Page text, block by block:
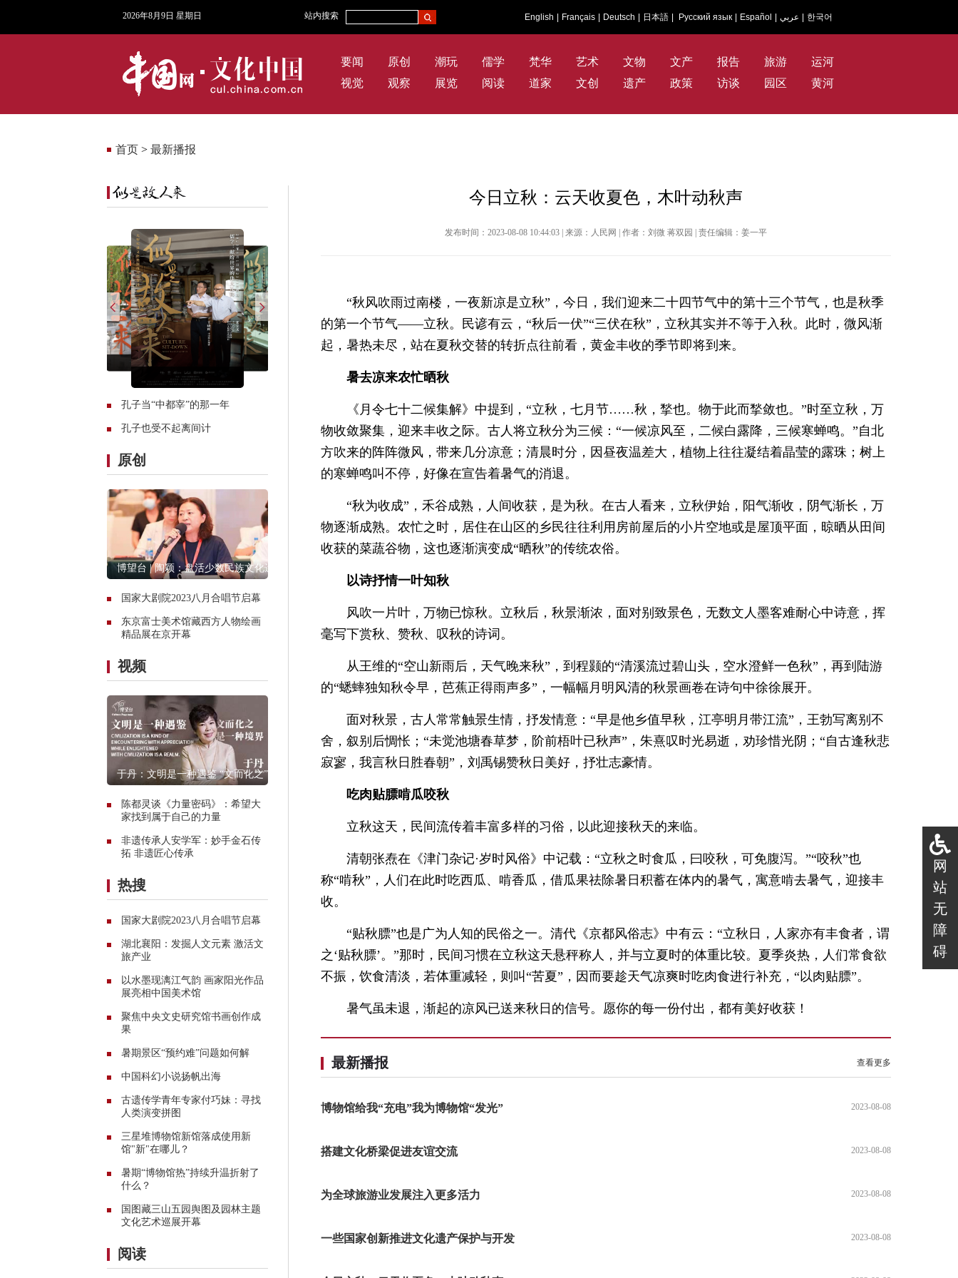
网
站
无
障
碍
2026年8月9日 星期日 站内搜索 English Français Deutsch 日本語 Русский язык Español عربي 한국어
要闻 原创 潮玩 儒学 梵华 艺术 文物 文产 报告 旅游
运河
视觉
观察 展览 阅读 道家 文创 遗产 政策 访谈 园区 黄河
首页 > 最新播报
孔子当“中都宰”的那一年
孔子也受不起离间计
原创
博望台 | 陶颖：盘活少数民族文化遗
国家大剧院2023八月合唱节启幕
东京富士美术馆藏西方人物绘画
精品展在京开幕
视频
于丹：文明是一种遇鉴 “文而化之”是
陈都灵谈《力量密码》：希望大
家找到属于自己的力量
非遗传承人安学军：妙手金石传
拓 非遗匠心传承
热搜
国家大剧院2023八月合唱节启幕
湖北襄阳：发掘人文元素 激活文
旅产业
以水墨现漓江气韵 画家阳光作品
展亮相中国美术馆
聚焦中央文史研究馆书画创作成
果
暑期景区“预约难”问题如何解
中国科幻小说扬帆出海
古遗传学青年专家付巧妹：寻找
人类演变拼图
三星堆博物馆新馆落成使用新
馆"新"在哪儿？
暑期“博物馆热”持续升温折射了
什么？
国图藏三山五园舆图及园林主题
文化艺术巡展开幕
阅读
今日立秋：云天收夏色，木叶动秋声
发布时间：2023-08-08 10:44:03 | 来源：人民网 | 作者：刘微 蒋双园 | 责任编辑：姜一平
“秋风吹雨过南楼，一夜新凉是立秋”，今日，我们迎来二十四节气中的第十三个节气，也是秋季
的第一个节气——立秋。民谚有云，“秋后一伏”“三伏在秋”，立秋其实并不等于入秋。此时，微风渐
起，暑热未尽，站在夏秋交替的转折点往前看，黄金丰收的季节即将到来。
暑去凉来农忙晒秋
《月令七十二候集解》中提到，“立秋，七月节……秋，揫也。物于此而揫敛也。”时至立秋，万
物收敛聚集，迎来丰收之际。古人将立秋分为三候：“一候凉风至，二候白露降，三候寒蝉鸣。”自北
方吹来的阵阵微风，带来几分凉意；清晨时分，因昼夜温差大，植物上往往凝结着晶莹的露珠；树上
的寒蝉鸣叫不停，好像在宣告着暑气的消退。
“秋为收成”，禾谷成熟，人间收获，是为秋。在古人看来，立秋伊始，阳气渐收，阴气渐长，万
物逐渐成熟。农忙之时，居住在山区的乡民往往利用房前屋后的小片空地或是屋顶平面，晾晒从田间
收获的菜蔬谷物，这也逐渐演变成“晒秋”的传统农俗。
以诗抒情一叶知秋
风吹一片叶，万物已惊秋。立秋后，秋景渐浓，面对别致景色，无数文人墨客难耐心中诗意，挥
毫写下赏秋、赞秋、叹秋的诗词。
从王维的“空山新雨后，天气晚来秋”，到程颢的“清溪流过碧山头，空水澄鲜一色秋”，再到陆游
的“蟋蟀独知秋令早，芭蕉正得雨声多”，一幅幅月明风清的秋景画卷在诗句中徐徐展开。
面对秋景，古人常常触景生情，抒发情意：“早是他乡值早秋，江亭明月带江流”，王勃写离别不
舍，叙别后惆怅；“未觉池塘春草梦，阶前梧叶已秋声”，朱熹叹时光易逝，劝珍惜光阴；“自古逢秋悲
寂寥，我言秋日胜春朝”，刘禹锡赞秋日美好，抒壮志豪情。
吃肉贴膘啃瓜咬秋
立秋这天，民间流传着丰富多样的习俗，以此迎接秋天的来临。
清朝张焘在《津门杂记·岁时风俗》中记载：“立秋之时食瓜，曰咬秋，可免腹泻。”“咬秋”也
称“啃秋”，人们在此时吃西瓜、啃香瓜，借瓜果祛除暑日积蓄在体内的暑气，寓意啃去暑气，迎接丰
收。
“贴秋膘”也是广为人知的民俗之一。清代《京都风俗志》中有云：“立秋日，人家亦有丰食者，谓
之‘贴秋膘’。”那时，民间习惯在立秋这天悬秤称人，并与立夏时的体重比较。夏季炎热，人们常食欲
不振，饮食清淡，若体重减轻，则叫“苦夏”，因而要趁天气凉爽时吃肉食进行补充，“以肉贴膘”。
暑气虽未退，渐起的凉风已送来秋日的信号。愿你的每一份付出，都有美好收获！
最新播报 查看更多
博物馆给我“充电”我为博物馆“发光” 2023-08-08
搭建文化桥梁促进友谊交流 2023-08-08
为全球旅游业发展注入更多活力 2023-08-08
一些国家创新推进文化遗产保护与开发 2023-08-08